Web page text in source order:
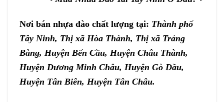
Nơi bán nhựa đào chất lượng tại: Thành phố
Tây Ninh, Thị xã Hòa Thành, Thị xã Trảng
Bàng, Huyện Bến Cầu, Huyện Châu Thành,
Huyện Dương Minh Châu, Huyện Gò Dầu,
Huyện Tân Biên, Huyện Tân Châu.